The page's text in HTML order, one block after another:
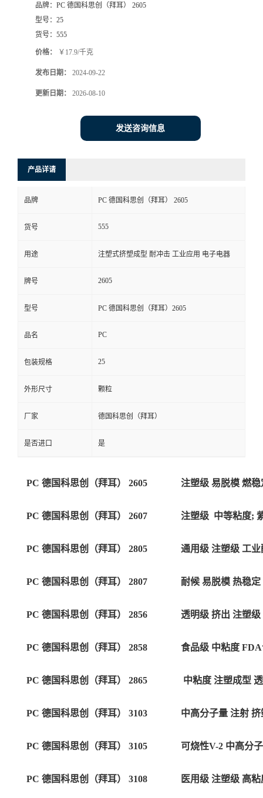
品牌： PC 德国科思创（拜耳） 2605
型号： 25
货号： 555
价格： ￥17.9/千克
发布日期： 2024-09-22
更新日期： 2026-08-10
发送咨询信息
产品详请
品牌 PC 德国科思创（拜耳） 2605
货号 555
用途 注塑式挤塑成型 耐冲击 工业应用 电子电器
牌号 2605
型号 PC 德国科思创（拜耳）2605
品名 PC
包装规格 25
外形尺寸 颗粒
厂家 德国科思创（拜耳）
是否进口 是
PC 德国科思创（拜耳） 2605 注塑级 易脱模 燃
PC 德国科思创（拜耳） 2607 注塑级 中等粘度;
PC 德国科思创（拜耳） 2805 通用级 注塑级 工
PC 德国科思创（拜耳） 2807 耐候 易脱模 热稳定
PC 德国科思创（拜耳） 2856 透明级 挤出 注塑
PC 德国科思创（拜耳） 2858 食品级 中粘度
PC 德国科思创（拜耳） 2865 中粘度 注塑成型
PC 德国科思创（拜耳） 3103 中高分子量 注射
PC 德国科思创（拜耳） 3105 可烧性V-2 中高分
PC 德国科思创（拜耳） 3108 医用级 注塑级 高粘